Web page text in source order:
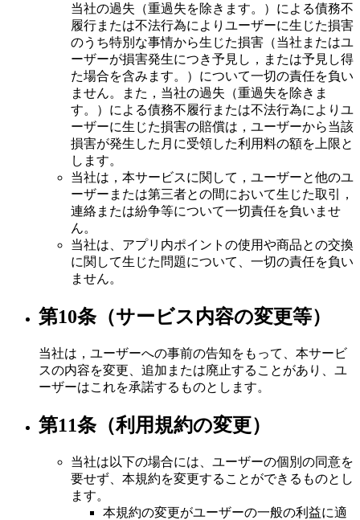
当社の過失（重過失を除きます。）による債務不
履行または不法行為によりユーザーに生じた損害
のうち特別な事情から生じた損害（当社またはユ
ーザーが損害発生につき予見し，または予見し得
た場合を含みます。）について一切の責任を負い
ません。また，当社の過失（重過失を除きま
す。）による債務不履行または不法行為によりユ
ーザーに生じた損害の賠償は，ユーザーから当該
損害が発生した月に受領した利用料の額を上限と
します。
当社は，本サービスに関して，ユーザーと他のユ
ーザーまたは第三者との間において生じた取引，
連絡または紛争等について一切責任を負いませ
ん。
当社は、アプリ内ポイントの使用や商品との交換
に関して生じた問題について、一切の責任を負い
ません。
第10条（サービス内容の変更等）
当社は，ユーザーへの事前の告知をもって、本サービ
スの内容を変更、追加または廃止することがあり、ユ
ーザーはこれを承諾するものとします。
第11条（利用規約の変更）
当社は以下の場合には、ユーザーの個別の同意を
要せず、本規約を変更することができるものとし
ます。
本規約の変更がユーザーの一般の利益に適